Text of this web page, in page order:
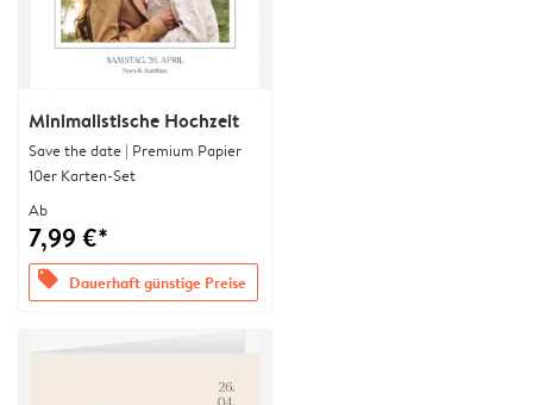
Minimalistische Hochzeit
Save the date | Premium Papier
10er Karten-Set
Ab
7,99 €*
offers Dauerhaft günstige Preise